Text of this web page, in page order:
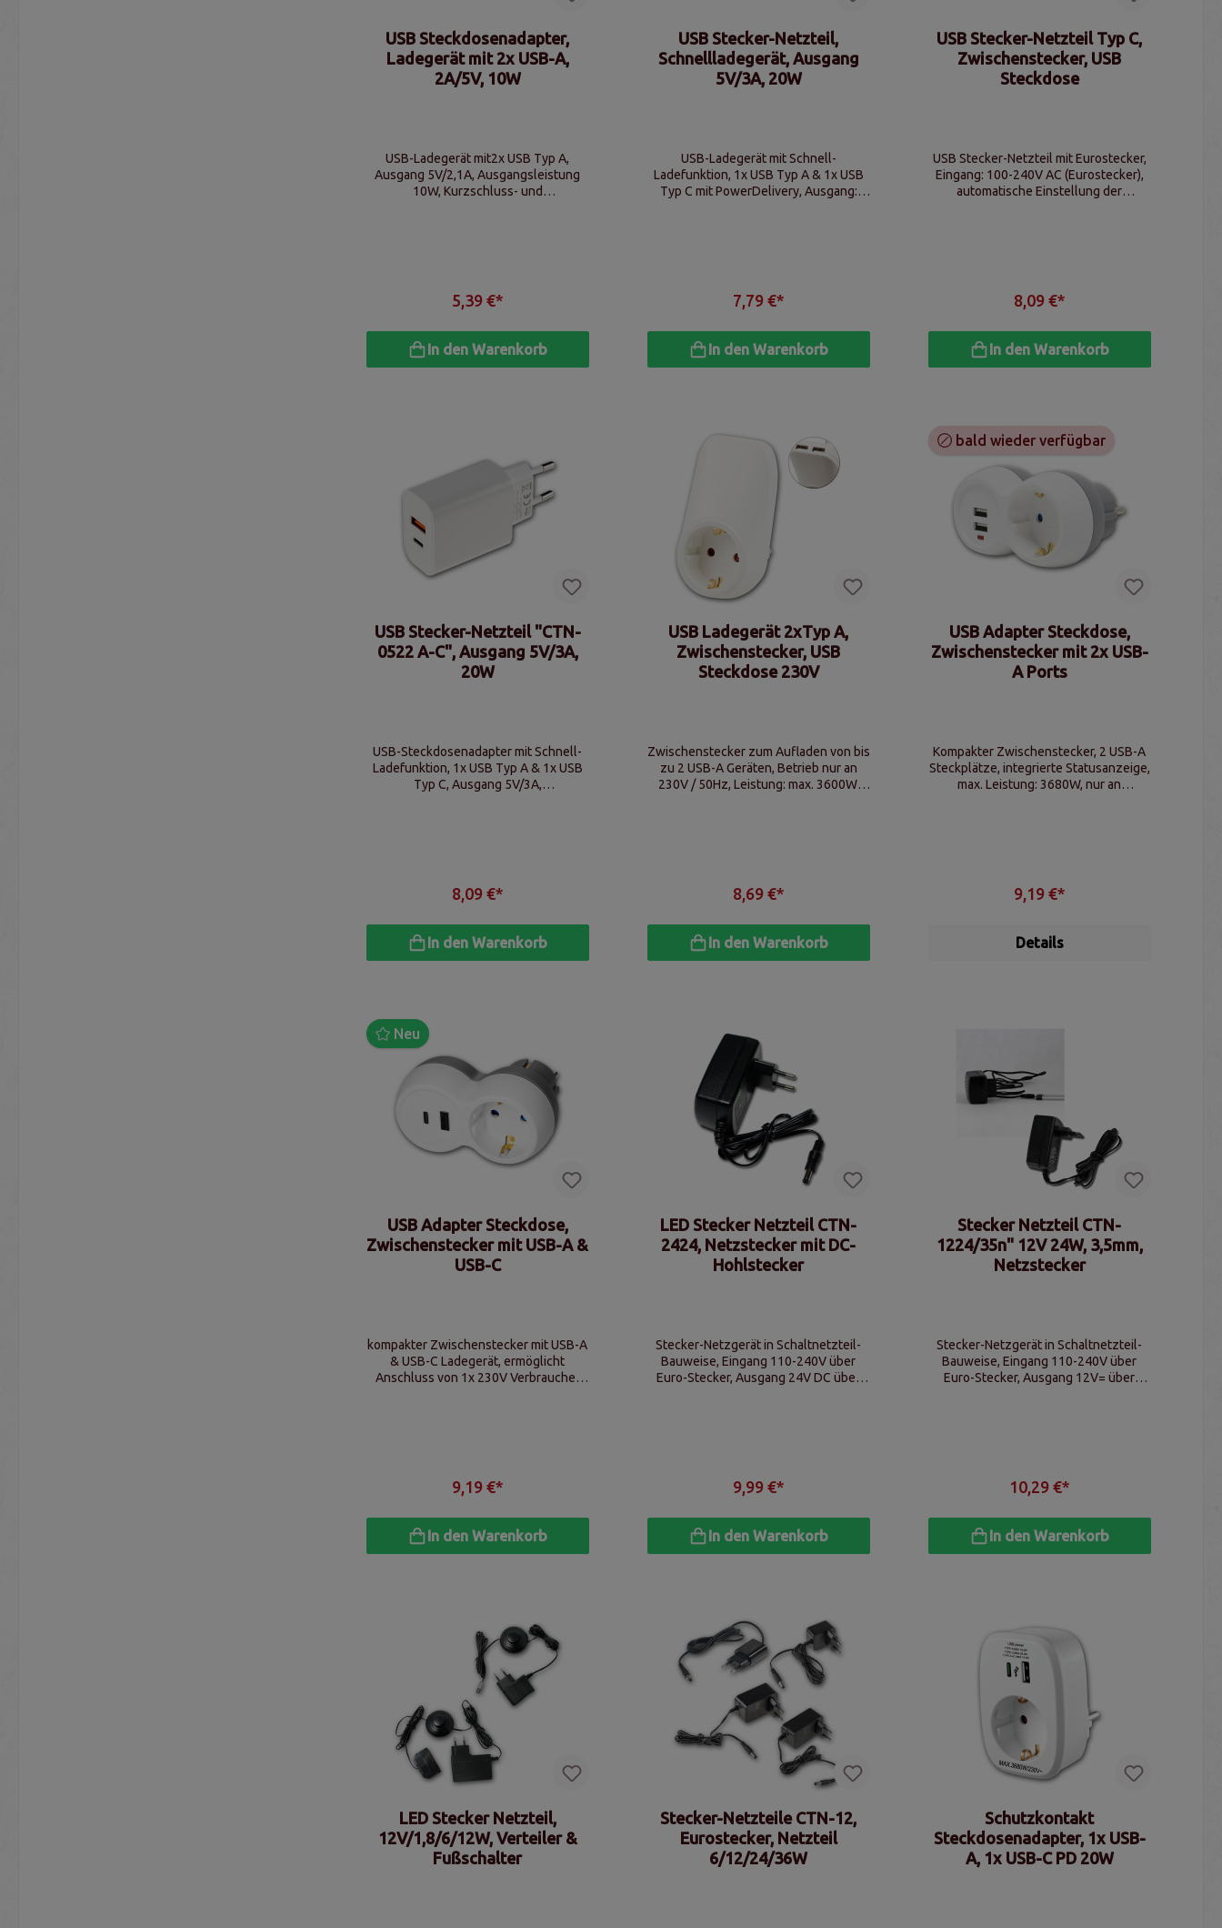
USB Steckdosenadapter,
Ladegerät mit 2x USB-A,
2A/5V, 10W
USB-Ladegerät mit2x USB Typ A,
Ausgang 5V/2,1A, Ausgangsleistung
10W, Kurzschluss- und
5,39 €*
In den Warenkorb
USB Stecker-Netzteil,
Schnellladegerät, Ausgang
5V/3A, 20W
USB-Ladegerät mit Schnell-
Ladefunktion, 1x USB Typ A & 1x USB
Typ C mit PowerDelivery, Ausgang:
7,79 €*
In den Warenkorb
USB Stecker-Netzteil Typ C,
Zwischenstecker, USB
Steckdose
USB Stecker-Netzteil mit Eurostecker,
Eingang: 100-240V AC (Eurostecker),
automatische Einstellung der
8,09 €*
In den Warenkorb
USB Stecker-Netzteil "CTN-
0522 A-C", Ausgang 5V/3A,
20W
USB-Steckdosenadapter mit Schnell-
Ladefunktion, 1x USB Typ A & 1x USB
Typ C, Ausgang 5V/3A,
8,09 €*
In den Warenkorb
USB Ladegerät 2xTyp A,
Zwischenstecker, USB
Steckdose 230V
Zwischenstecker zum Aufladen von bis
zu 2 USB-A Geräten, Betrieb nur an
230V / 50Hz, Leistung: max. 3600W,
8,69 €*
In den Warenkorb
bald wieder verfügbar
USB Adapter Steckdose,
Zwischenstecker mit 2x USB-
A Ports
Kompakter Zwischenstecker, 2 USB-A
Steckplätze, integrierte Statusanzeige,
max. Leistung: 3680W, nur an
9,19 €*
Details
Neu
USB Adapter Steckdose,
Zwischenstecker mit USB-A &
USB-C
kompakter Zwischenstecker mit USB-A
& USB-C Ladegerät, ermöglicht
Anschluss von 1x 230V Verbraucher
9,19 €*
In den Warenkorb
LED Stecker Netzteil CTN-
2424, Netzstecker mit DC-
Hohlstecker
Stecker-Netzgerät in Schaltnetzteil-
Bauweise, Eingang 110-240V über
Euro-Stecker, Ausgang 24V DC über
9,99 €*
In den Warenkorb
Stecker Netzteil CTN-
1224/35n" 12V 24W, 3,5mm,
Netzstecker
Stecker-Netzgerät in Schaltnetzteil-
Bauweise, Eingang 110-240V über
Euro-Stecker, Ausgang 12V= über
10,29 €*
In den Warenkorb
LED Stecker Netzteil,
12V/1,8/6/12W, Verteiler &
Fußschalter
Stecker-Netzteile CTN-12,
Eurostecker, Netzteil
6/12/24/36W
Schutzkontakt
Steckdosenadapter, 1x USB-
A, 1x USB-C PD 20W